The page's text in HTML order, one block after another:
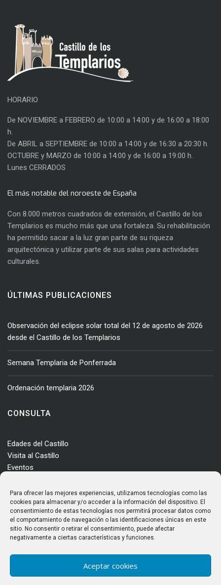
Para ofrecer las mejores experiencias, utilizamos tecnologías como las
cookies para almacenar y/o acceder a la información del dispositivo. El
consentimiento de estas tecnologías nos permitirá procesar datos como
el comportamiento de navegación o las identificaciones únicas en este
sitio. No consentir o retirar el consentimiento, puede afectar
negativamente a ciertas características y funciones.
Aceptar cookies
HORARIO
De NOVIEMBRE a FEBRERO de 10:00 a 14:00 y de 16:00 a 18:00
h.
De ABRIL a SEPTIEMBRE de 10:00 a 14:00 y de 16:30 a 20:30 h.
OCTUBRE y MARZO de 10:00 a 14:00 y de 16:00 a 19:00 h.
Lunes CERRADOS
El más notable del noroeste de España
Con 8.000 metros cuadrados de extensión, el Castillo de los
Templarios es mucho más que una fortaleza. Su rehabilitación
ha permitido sacar a la luz gran parte de su riqueza
arquitectónica y utilizar parte de sus salas para actividades
culturales.
ÚLTIMAS PUBLICACIONES
Observación del eclipse solar total del 12 de agosto de 2026
desde el Castillo de los Templarios
Semana Templaria de Ponferrada
Ordenación templaria 2026
CONSULTA
Edades del Castillo
Visita al Castillo
Eventos
Enclave
Más información
Consultas
Horarios y tarifas